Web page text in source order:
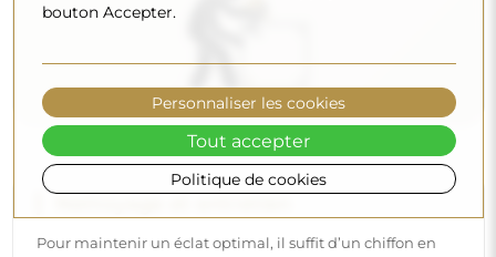
Livraison à domicile
Nous offrons un service de livraison à domicile, qui vous
bouton Accepter.
Politique de cookies
Personnaliser les cookies
Tout accepter